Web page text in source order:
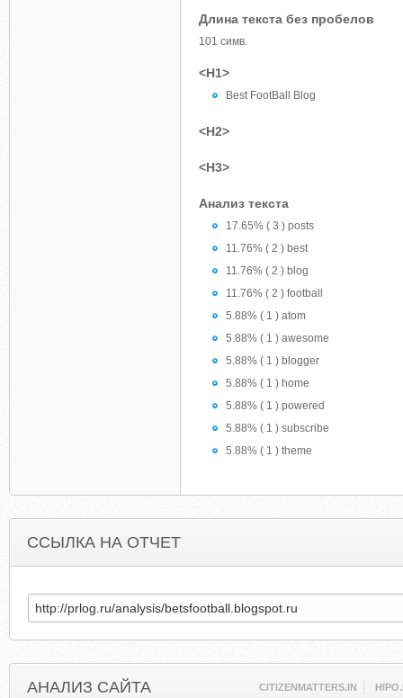
Длина текста без пробелов
101 симв.
<H1>
Best FootBall Blog
<H2>
<H3>
Анализ текста
17.65% ( 3 ) posts
11.76% ( 2 ) best
11.76% ( 2 ) blog
11.76% ( 2 ) football
5.88% ( 1 ) atom
5.88% ( 1 ) awesome
5.88% ( 1 ) blogger
5.88% ( 1 ) home
5.88% ( 1 ) powered
5.88% ( 1 ) subscribe
5.88% ( 1 ) theme
ССЫЛКА НА ОТЧЕТ
АНАЛИЗ САЙТА CITIZENMATTERS.IN